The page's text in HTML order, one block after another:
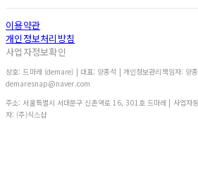
이용약관
개인정보처리방침
사업자정보확인
상호: 드마레 (demare) | 대표: 양종석 | 개인정보관리책임자:
demaresnap@naver.com
주소: 서울특별시 서대문구 신촌역로 16, 301호 드마레 | 사업자
자: (주)식스샵